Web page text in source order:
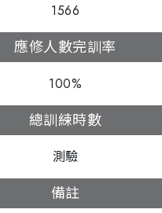
1566
應修人數完訓率
100%
總訓練時數
測驗
備註